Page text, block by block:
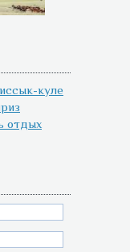
куле
отдых